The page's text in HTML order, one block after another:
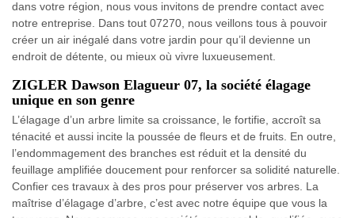
dans votre région, nous vous invitons de prendre contact avec
notre entreprise. Dans tout 07270, nous veillons tous à pouvoir
créer un air inégalé dans votre jardin pour qu’il devienne un
endroit de détente, ou mieux où vivre luxueusement.
ZIGLER Dawson Elagueur 07, la société élagage
unique en son genre
L’élagage d’un arbre limite sa croissance, le fortifie, accroît sa
ténacité et aussi incite la poussée de fleurs et de fruits. En outre,
l’endommagement des branches est réduit et la densité du
feuillage amplifiée doucement pour renforcer sa solidité naturelle.
Confier ces travaux à des pros pour préserver vos arbres. La
maîtrise d’élagage d’arbre, c’est avec notre équipe que vous la